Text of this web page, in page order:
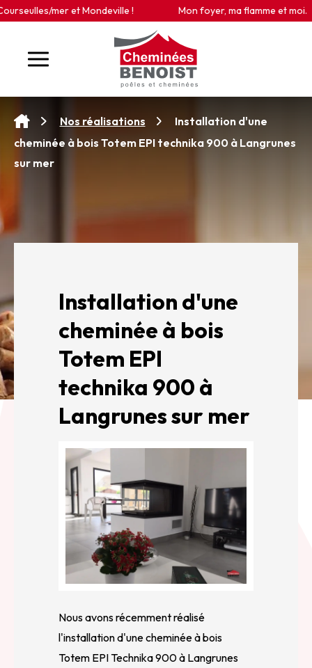
mer et Mondeville ! Mon foyer, ma flamme et moi.
Nos réalisations
Installation d'une
cheminée à bois Totem EPI technika 900 à Langrunes
sur mer
Installation d'une
cheminée à bois
Totem EPI
technika 900 à
Langrunes sur mer
Nous avons récemment réalisé
l'installation d'une cheminée à bois
Totem EPI Technika 900 à Langrunes
Panneau de gestion des cookies